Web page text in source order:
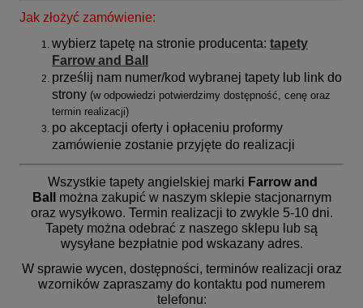
Jak złożyć zamówienie:
wybierz tapetę na stronie producenta: tapety
Farrow and Ball
prześlij nam numer/kod wybranej tapety lub link do
strony (w odpowiedzi potwierdzimy dostępność, cenę oraz
termin realizacji)
po akceptacji oferty i opłaceniu proformy
zamówienie zostanie przyjęte do realizacji
Wszystkie tapety angielskiej marki Farrow and
Ball
można zakupić w naszym sklepie stacjonarnym
oraz wysyłkowo. Termin realizacji to zwykle 5-10 dni.
Tapety można odebrać z naszego sklepu lub są
wysyłane bezpłatnie pod wskazany adres.
W sprawie wycen, dostępności, terminów realizacji oraz
wzorników zapraszamy do kontaktu pod numerem
telefonu: